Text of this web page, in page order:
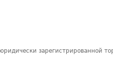
зарегистрированной